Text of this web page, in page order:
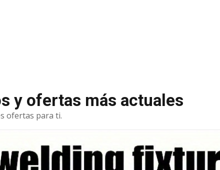
y ofertas más actuales
ofertas para ti.